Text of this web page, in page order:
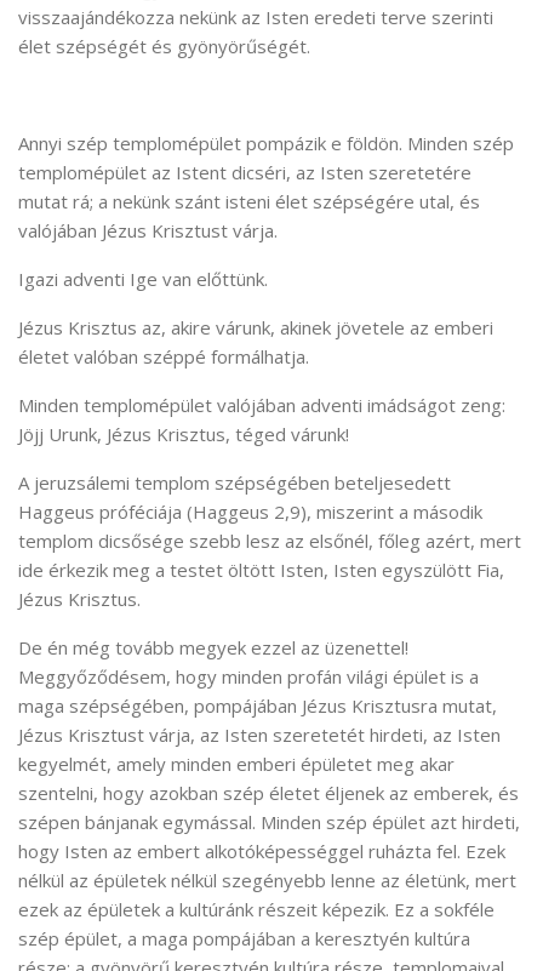
visszaajándékozza nekünk az Isten eredeti terve szerinti
élet szépségét és gyönyörűségét.
Annyi szép templomépület pompázik e földön. Minden szép
templomépület az Istent dicséri, az Isten szeretetére
mutat rá; a nekünk szánt isteni élet szépségére utal, és
valójában Jézus Krisztust várja.
Igazi adventi Ige van előttünk.
Jézus Krisztus az, akire várunk, akinek jövetele az emberi
életet valóban széppé formálhatja.
Minden templomépület valójában adventi imádságot zeng:
Jöjj Urunk, Jézus Krisztus, téged várunk!
A jeruzsálemi templom szépségében beteljesedett
Haggeus próféciája (Haggeus 2,9), miszerint a második
templom dicsősége szebb lesz az elsőnél, főleg azért, mert
ide érkezik meg a testet öltött Isten, Isten egyszülött Fia,
Jézus Krisztus.
De én még tovább megyek ezzel az üzenettel!
Meggyőződésem, hogy minden profán világi épület is a
maga szépségében, pompájában Jézus Krisztusra mutat,
Jézus Krisztust várja, az Isten szeretetét hirdeti, az Isten
kegyelmét, amely minden emberi épületet meg akar
szentelni, hogy azokban szép életet éljenek az emberek, és
szépen bánjanak egymással. Minden szép épület azt hirdeti,
hogy Isten az embert alkotóképességgel ruházta fel. Ezek
nélkül az épületek nélkül szegényebb lenne az életünk, mert
ezek az épületek a kultúránk részeit képezik. Ez a sokféle
szép épület, a maga pompájában a keresztyén kultúra